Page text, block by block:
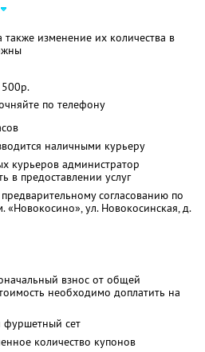
изменение их количества в
по телефону
наличными курьеру
курьеров администратор
в предоставлении услуг
согласованию по
«Новокосино», ул. Новокосинская, д.
взнос от общей
необходимо доплатить на
фуршетный сет
количество купонов